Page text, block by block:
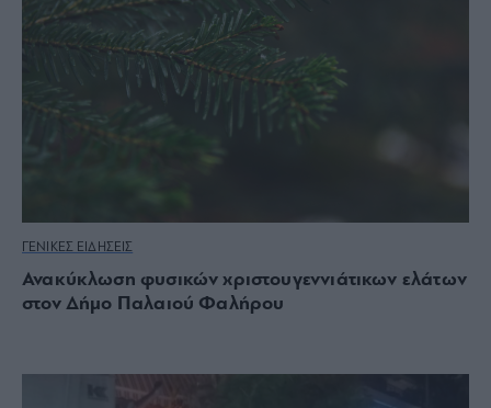
ΓΕΝΙΚΕΣ ΕΙΔΗΣΕΙΣ
Ανακύκλωση φυσικών χριστουγεννιάτικων ελάτων
στον Δήμο Παλαιού Φαλήρου